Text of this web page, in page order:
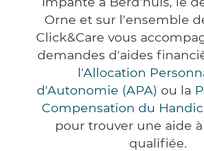
Orne et sur l'ensemble
Click&Care vous
demandes d'aides
l'Allocation
d'Autonomie (APA) ou la
Compensation du
pour trouver une aide
qualifiée.